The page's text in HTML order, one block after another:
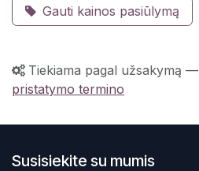
Gauti kainos pasiūlymą
Tiekiama pagal užsakymą —
pristatymo termino
Susisiekite su mumis